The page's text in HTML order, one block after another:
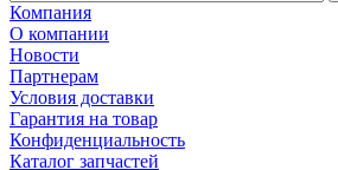
Компания
О компании
Новости
Партнерам
Условия доставки
Гарантия на товар
Конфиденциальность
Каталог запчастей